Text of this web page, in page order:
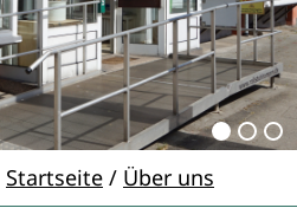
Startseite / Über uns